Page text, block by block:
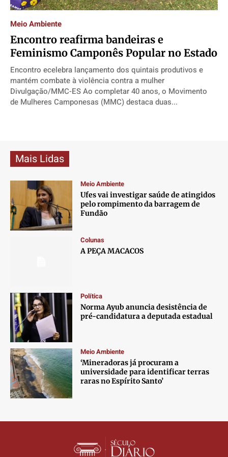
Direitos
Economia
Cultura
Colunas
Caetano Roque
Jr Mignone (in memorian)
Publicidade Legal
Anuncie
Quem Somos
Expediente
Contato
Privacidade
Direitos
Economia
Cultura
Colunas
Caetano Roque
Jr Mignone (in memorian)
Publicidade Legal
Anuncie
Quem Somos
Expediente
Contato
Privacidade
Direitos
Economia
Cultura
Colunas
Caetano Roque
Jr Mignone (in memorian)
Publicidade Legal
Anuncie
Quem Somos
Expediente
Contato
Privacidade
Direitos
Economia
Cultura
Colunas
Caetano Roque
Jr Mignone (in memorian)
Publicidade Legal
Anuncie
Quem Somos
Expediente
Contato
Privacidade
Meio Ambiente
Encontro reafirma bandeiras e
Feminismo Camponês Popular no Estado
Encontro ecelebra lançamento dos quintais produtivos e
mantém combate à violência contra a mulher
Divulgação/MMC-ES Ao completar 40 anos, o Movimento
de Mulheres Camponesas (MMC) destaca duas...
Mais Lidas
Meio Ambiente
Ufes vai investigar saúde de atingidos
pelo rompimento da barragem de
Fundão
Colunas
A PEÇA MACACOS
Política
Norma Ayub anuncia desistência de
pré-candidatura a deputada estadual
Meio Ambiente
‘Mineradoras já procuram a
universidade para identificar terras
raras no Espírito Santo’